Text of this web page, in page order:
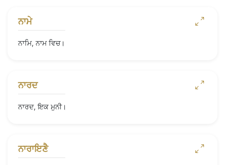
ਨਾਮੇ
ਨਾਮਿ, ਨਾਮ ਵਿਚ।
ਨਾਰਦ
ਨਾਰਦ, ਇਕ ਮੁਨੀ।
ਨਾਰਾਇਣੈ